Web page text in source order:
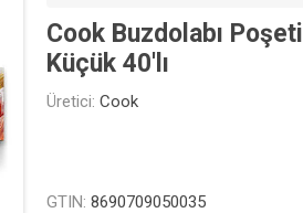
Cook Buzdolabı Poşeti
Küçük 40'lı
Üretici: Cook
GTIN: 8690709050035